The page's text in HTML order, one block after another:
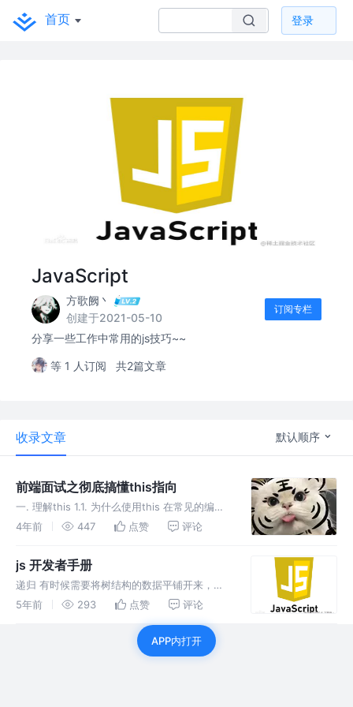
首页 登录
JavaScript
方歌阙丶
创建于2021-05-10
订阅专栏
分享一些工作中常用的js技巧~~
等 1 人订阅 共2篇文章
收录文章 默认顺序
前端面试之彻底搞懂this指向
一. 理解this 1.1. 为什么使用this 在常见的编程
语言中，几乎都有this这个关键字（Python中
见的面向对象语言中的this
4年前 447 点赞 评论
js 开发者手册
递归 有时候需要将树结构的数据平铺开来，比
如将下列水果以对象形式平铺到列表中，这时候
5年前 293 点赞 评论
APP内打开